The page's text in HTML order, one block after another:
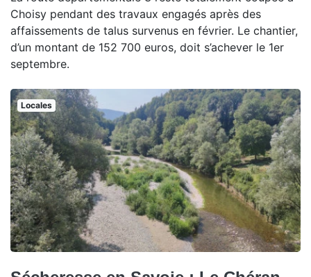
Choisy pendant des travaux engagés après des
affaissements de talus survenus en février. Le chantier,
d’un montant de 152 700 euros, doit s’achever le 1er
septembre.
Locales